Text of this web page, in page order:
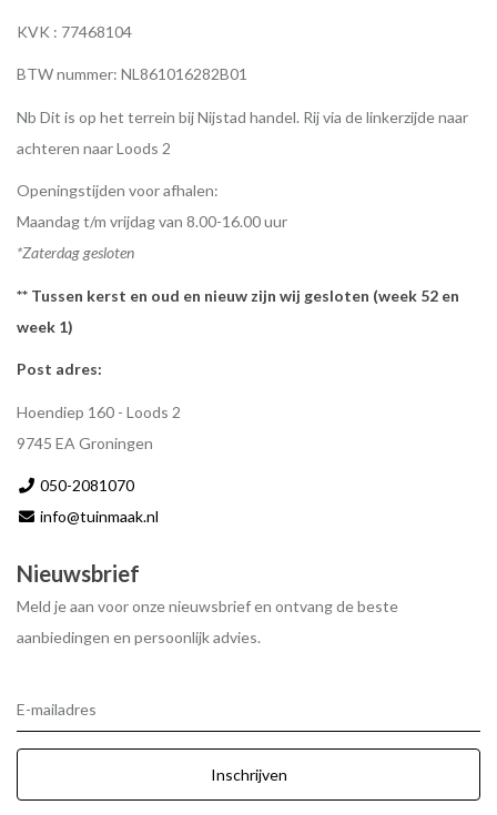
KVK : 77468104
BTW nummer: NL861016282B01
Nb Dit is op het terrein bij Nijstad handel. Rij via de linkerzijde naar
achteren naar Loods 2
Openingstijden voor afhalen:
Maandag t/m vrijdag van 8.00-16.00 uur
*Zaterdag gesloten
** Tussen kerst en oud en nieuw zijn wij gesloten (week 52 en
week 1)
Post adres:
Hoendiep 160 - Loods 2
9745 EA Groningen
050-2081070
info@tuinmaak.nl
Nieuwsbrief
Meld je aan voor onze nieuwsbrief en ontvang de beste
aanbiedingen en persoonlijk advies.
E-mailadres
Inschrijven